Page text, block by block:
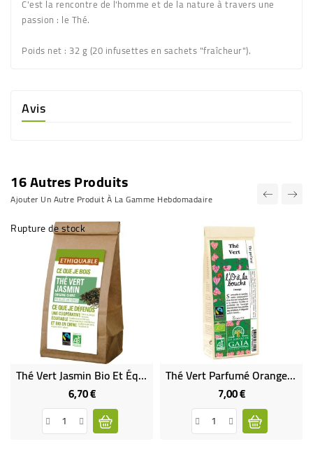
C'est la rencontre de l'homme et de la nature à travers une
passion : le Thé.
Poids net : 32 g (20 infusettes en sachets "fraîcheur").
Avis
16 Autres Produits
Ajouter Un Autre Produit À La Gamme Hebdomadaire
Rupture de stock
Thé Vert Jasmin Bio Et Équitable
6,70 €Prix
Thé Vert Parfumé Orange Bio & Équitable
7,00 €Prix